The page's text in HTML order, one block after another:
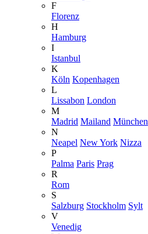
F
Florenz
H
Hamburg
I
Istanbul
K
Köln Kopenhagen
L
Lissabon London
M
Madrid Mailand München
N
Neapel New York Nizza
P
Palma Paris Prag
R
Rom
S
Salzburg Stockholm Sylt
V
Venedig